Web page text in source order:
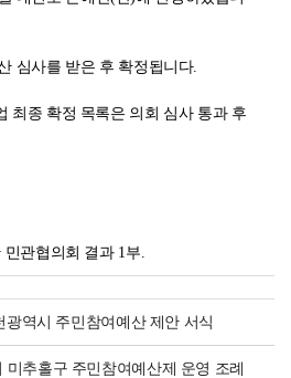
심사를 받은 후 확정됩니다.
최종 확정 목록은 의회 심사 통과 후
관협의회 결과 1부.
광역시 주민참여예산 제안 서식
미추홀구 주민참여예산제 운영 조례